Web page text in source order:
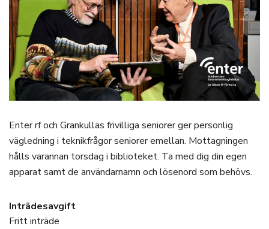
Enter rf och Grankullas frivilliga seniorer ger personlig
vägledning i teknikfrågor seniorer emellan. Mottagningen
hålls varannan torsdag i biblioteket. Ta med dig din egen
apparat samt de användarnamn och lösenord som behövs.
Inträdesavgift
Fritt inträde